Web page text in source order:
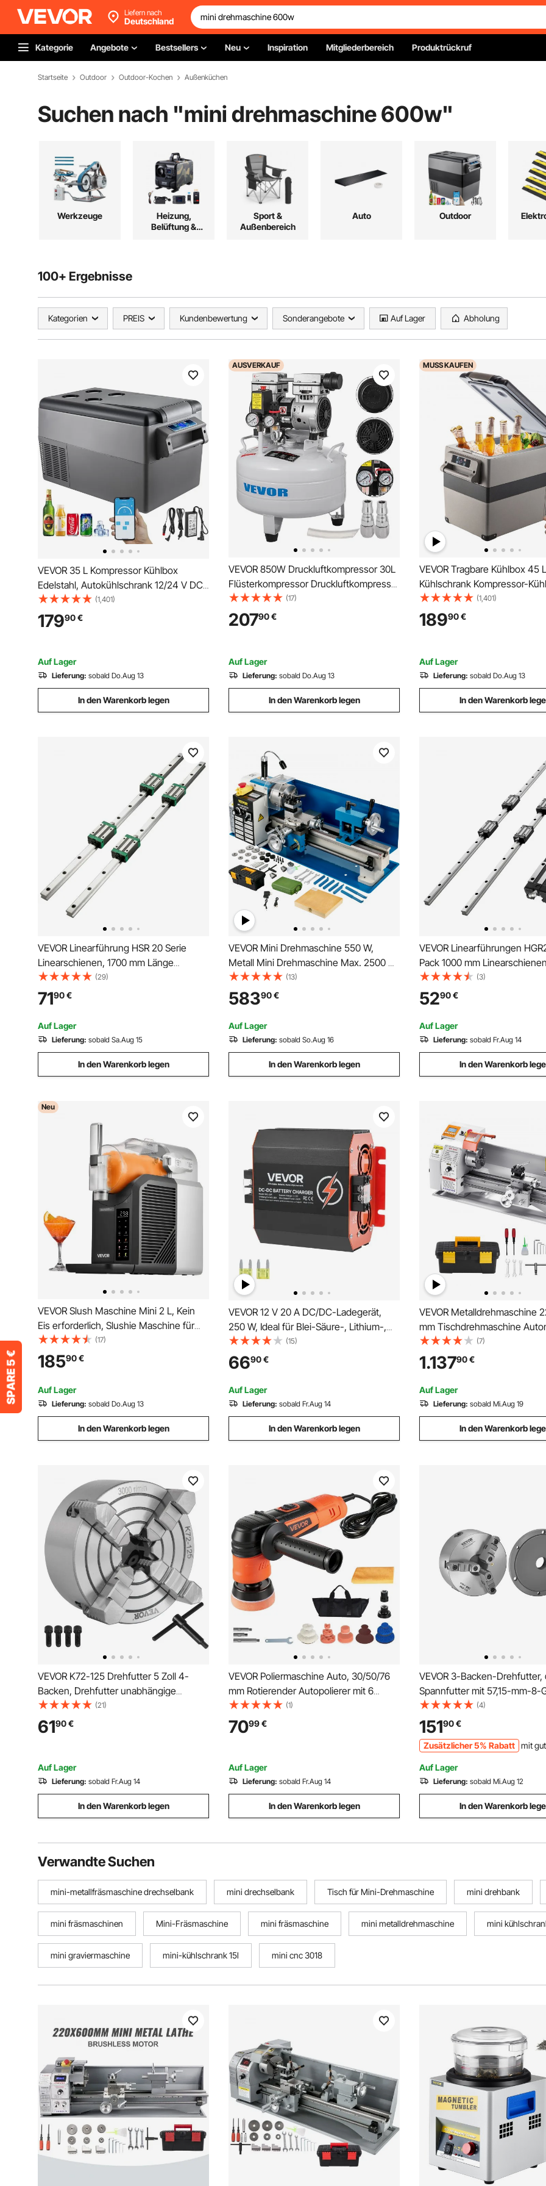
Liefern nach
Deutschland
Kategorie Angebote Bestsellers Neu Inspiration Mitgliederbereich Produktrückruf
Startseite Outdoor Outdoor-Kochen Außenküchen
Suchen nach "mini drehmaschine 600w"
Werkzeuge
Heizung,
Belüftung &
Sport &
Außenbereich
Auto Outdoor
100+ Ergebnisse
Kategorien PREIS Kundenbewertung Sonderangebote Auf Lager Abholung
VEVOR 35 L Kompressor Kühlbox
Edelstahl, Autokühlschrank 12/24 V DC
& 220 V AC, Mini Kühlschrank Tragbar
−20 °C bis 20 °C, Isolierbox Ideal für
Auto Lkw Wohnmobil, Camping Urlaub
(1,401)
17990€
Auf Lager
Lieferung: sobald Do.Aug 13
In den Warenkorb legen
AUSVERKAUF
VEVOR 850W Druckluftkompressor 30L
Flüsterkompressor Druckluftkompressor
ölfrei Luftabgabe
(17)
20790€
Auf Lager
Lieferung: sobald Do.Aug 13
In den Warenkorb legen
MUSSKAUFEN
VEVOR Tragbare Kühlbox 45
Kühlschrank Kompressor-
Kühlschrank Elektrische
Gefrierschrank für Auto
Boot
(1,401)
18990€
Auf Lager
Lieferung: sobald Do.Aug 13
In den Warenkorb
VEVOR Linearführung HSR 20 Serie
Linearschienen, 1700 mm Länge
Linearwelle CNC Linearführung mit 4
HSR 20 UU Lagerblöcken, Linear
Führungsschiene für CNC-Maschine,
Drehmaschinen, Linearführungsschiene
(29)
7190€
Auf Lager
Lieferung: sobald Sa.Aug 15
In den Warenkorb legen
VEVOR Mini Drehmaschine 550 W,
Metall Mini Drehmaschine Max. 2500 U
/ Min, Metallbank Drehmaschine, Metall
Mini Drehmaschine,
Tischdrehmaschine, Gewinde 12-52 TPI,
Mini Drehbank metall, Zubehör Inkl.
(13)
58390€
Auf Lager
Lieferung: sobald So.Aug 16
In den Warenkorb legen
VEVOR Linearführungen
Pack 1000 mm
Gleitblöcke, rostfrei &
Gleitschienen für Heimwerker,
Fräsen, Drehmaschinen,
Fräsmaschinen, 3D-Drucker
(3)
5290€
Auf Lager
Lieferung: sobald Fr.Aug 14
In den Warenkorb
Neu
VEVOR Slush Maschine Mini 2 L, Kein
Eis erforderlich, Slushie Maschine für
Zuhause mit Selbstreinigung und 6
Voreingestellten Programmen,
Zubereitung von Milchshakes, Frappés
und Gefrorenen Cocktails
(17)
18590€
Auf Lager
Lieferung: sobald Do.Aug 13
In den Warenkorb legen
VEVOR 12 V 20 A DC/DC-Ladegerät,
250 W, Ideal für Blei-Säure-, Lithium-,
AGM-, GEL- und Nassbatterien,
intelligentes mehrstufiges Laden, für
Wohnmobile, Nutzfahrzeuge, Boote,
Yachten
(15)
6690€
Auf Lager
Lieferung: sobald Fr.Aug 14
In den Warenkorb legen
VEVOR Metalldrehmaschine
mm Tischdrehmaschine
Vorschub 2500 U/min
Bürstenloser Motor, mit
Drehmaschine für die
Präzisionsteilen
(7)
1.13790€
Auf Lager
Lieferung: sobald Mi.Aug 19
In den Warenkorb
VEVOR K72-125 Drehfutter 5 Zoll 4-
Backen, Drehfutter unabhängige
umkehrbare Backe, Metalldrehfutter
Drehmaschinenzubehör, für
Drehmaschinen
(21)
6190€
Auf Lager
Lieferung: sobald Fr.Aug 14
In den Warenkorb legen
VEVOR Poliermaschine Auto, 30/50/76
mm Rotierender Autopolierer mit 6
Geschwindigkeiten 1000-4500RPM,
600W Schleifmaschinen inkl. Polierpad
für Auto, Poliergerät für Wachsen
(1)
7099€
Auf Lager
Lieferung: sobald Fr.Aug 14
In den Warenkorb legen
VEVOR 3-Backen-
Spannfutter mit 57,15-mm-8-
Trägerplatte, 4-200 mm
mit T-Schlüsselschrauben,
Material, für Holz-Metall-
Drehmaschinen
(4)
15190€
Zusätzlicher 5% Rabatt mit
Auf Lager
Lieferung: sobald Mi.Aug 12
In den Warenkorb
Verwandte Suchen
mini-metallfräsmaschine drechselbank mini drechselbank Tisch für Mini-Drehmaschine mini drehbank
mini fräsmaschinen Mini-Fräsmaschine mini fräsmaschine mini metalldrehmaschine mini
mini graviermaschine mini-kühlschrank 15l mini cnc 3018